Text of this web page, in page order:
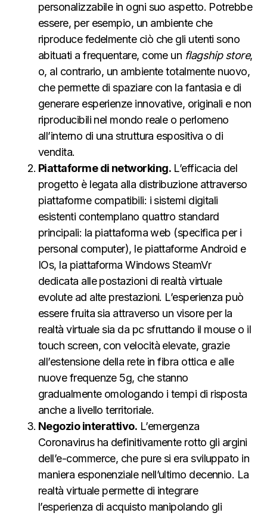
personalizzabile in ogni suo aspetto. Potrebbe
essere, per esempio, un ambiente che
riproduce fedelmente ciò che gli utenti sono
abituati a frequentare, come un flagship store,
o, al contrario, un ambiente totalmente nuovo,
che permette di spaziare con la fantasia e di
generare esperienze innovative, originali e non
riproducibili nel mondo reale o perlomeno
all’interno di una struttura espositiva o di
vendita.
Piattaforme di networking.L’efficacia del
progetto è legata alla distribuzione attraverso
piattaforme compatibili: i sistemi digitali
esistenti contemplano quattro standard
principali: la piattaforma web (specifica per i
personal computer), le piattaforme Android e
IOs, la piattaforma Windows SteamVr
dedicata alle postazioni di realtà virtuale
evolute ad alte prestazioni. L’esperienza può
essere fruita sia attraverso un visore per la
realtà virtuale sia da pc sfruttando il mouse o il
touch screen, con velocità elevate, grazie
all’estensione della rete in fibra ottica e alle
nuove frequenze 5g, che stanno
gradualmente omologando i tempi di risposta
anche a livello territoriale.
Negozio interattivo. L’emergenza
Coronavirus ha definitivamente rotto gli argini
dell’e-commerce, che pure si era sviluppato in
maniera esponenziale nell’ultimo decennio. La
realtà virtuale permette di integrare
l’esperienza di acquisto manipolando gli